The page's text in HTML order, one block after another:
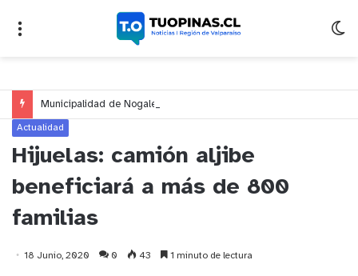
Actualidad
Hijuelas: camión aljibe
beneficiará a más de 800
familias
18 Junio, 2020 0 43 1 minuto de lectura